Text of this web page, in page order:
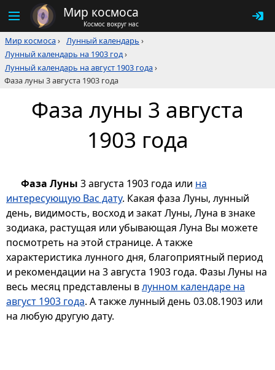
Мир космоса
Космос вокруг нас
Мир космоса› Лунный календарь ›
Лунный календарь на 1903 год›
Лунный календарь на август 1903 года›
Фаза луны 3 августа 1903 года
Фаза луны 3 августа
1903 года
Фаза Луны 3 августа 1903 года или на
интересующую Вас дату. Какая фаза Луны, лунный
день, видимость, восход и закат Луны, Луна в знаке
зодиака, растущая или убывающая Луна Вы можете
посмотреть на этой странице. А также
характеристика лунного дня, благоприятный период
и рекомендации на 3 августа 1903 года. Фазы Луны на
весь месяц представлены влунном календаре на
август 1903 года. А также лунный день 03.08.1903 или
на любую другую дату.